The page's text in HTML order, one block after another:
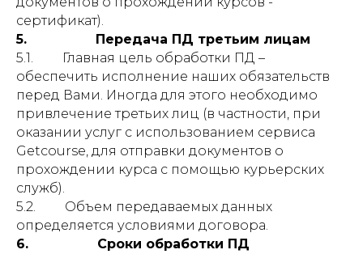
сертификат).
5. Передача ПД третьим лицам
5.1. Главная цель обработки ПД –
обеспечить исполнение наших обязательств
перед Вами. Иногда для этого необходимо
привлечение третьих лиц (в частности, при
оказании услуг с использованием сервиса
Getcourse, для отправки документов о
прохождении курса с помощью курьерских
служб).
5.2. Объем передаваемых данных
определяется условиями договора.
6. Сроки обработки ПД